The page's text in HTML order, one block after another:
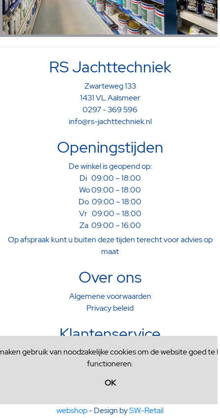
gebruik van noodzakelijke cookies om de website goed te
functioneren.
OK
RS Jachttechniek
Zwarteweg 133
1431 VL Aalsmeer
0297 - 369 596
info@rs-jachttechniek.nl
Openingstijden
De winkel is geopend op:
Di 09:00 – 18:00
Wo 09:00 – 18:00
Do 09:00 – 18:00
Vr 09:00 – 18:00
Za 09:00 – 16:00
Op afspraak kunt u buiten deze tijden terecht voor advies op
maat
Over ons
Algemene voorwaarden
Privacy beleid
Klantenservice
Verzenden & Afhalen
Ruilen & Retourneren
webshop- Design bySW-Retail